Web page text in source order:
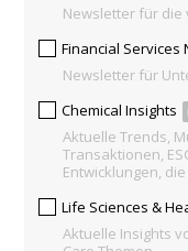
Newsletter für
Financial Services
Newsletter für
Chemical Insights
Aktuelle Trends,
Transaktionen,
Entwicklungen,
Life Sciences &
Aktuelle Insights